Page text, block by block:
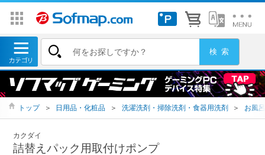
トップ ＞ 日用品・化粧品 ＞ 洗濯洗剤・掃除洗剤・食器用洗剤 ＞ お風
カクダイ
詰替えパック用取付けポンプ